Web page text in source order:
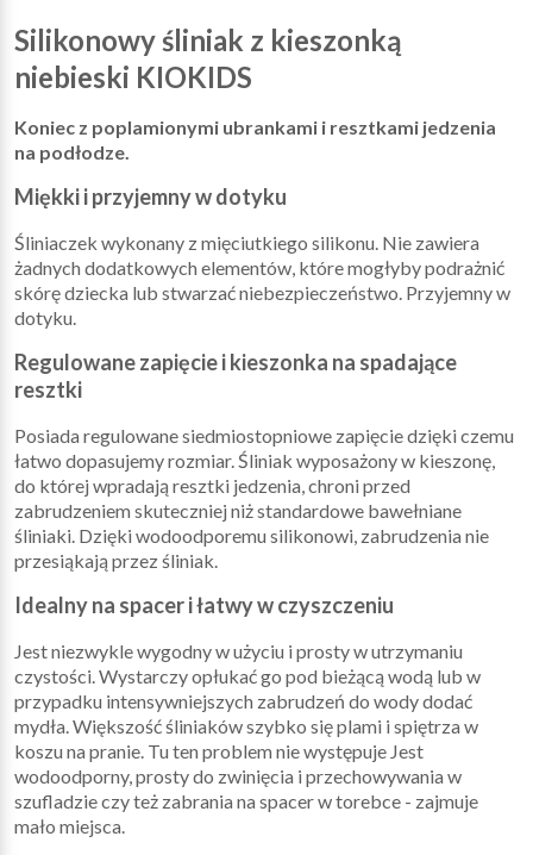
Silikonowy śliniak z kieszonką
niebieski KIOKIDS
Koniec z poplamionymi ubrankami i resztkami jedzenia
na podłodze.
Miękki i przyjemny w dotyku
Śliniaczek wykonany z mięciutkiego silikonu. Nie zawiera
żadnych dodatkowych elementów, które mogłyby podrażnić
skórę dziecka lub stwarzać niebezpieczeństwo. Przyjemny w
dotyku.
Regulowane zapięcie i kieszonka na spadające
resztki
Posiada regulowane siedmiostopniowe zapięcie dzięki czemu
łatwo dopasujemy rozmiar. Śliniak wyposażony w kieszonę,
do której wpradają resztki jedzenia, chroni przed
zabrudzeniem skuteczniej niż standardowe bawełniane
śliniaki. Dzięki wodoodporemu silikonowi, zabrudzenia nie
przesiąkają przez śliniak.
Idealny na spacer i łatwy w czyszczeniu
Jest niezwykle wygodny w użyciu i prosty w utrzymaniu
czystości. Wystarczy opłukać go pod bieżącą wodą lub w
przypadku intensywniejszych zabrudzeń do wody dodać
mydła. Większość śliniaków szybko się plami i spiętrza w
koszu na pranie. Tu ten problem nie występuje Jest
wodoodporny, prosty do zwinięcia i przechowywania w
szufladzie czy też zabrania na spacer w torebce - zajmuje
mało miejsca.